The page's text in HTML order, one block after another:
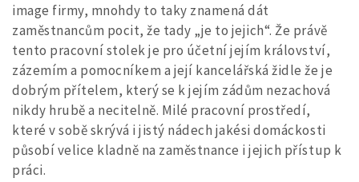
image firmy, mnohdy to taky znamená dát
zaměstnancům pocit, že tady „je to jejich“. Že právě
tento pracovní stolek je pro účetní jejím království,
zázemím a pomocníkem a její kancelářská židle že je
dobrým přítelem, který se k jejím zádům nezachová
nikdy hrubě a necitelně. Milé pracovní prostředí,
které v sobě skrývá i jistý nádech jakési domáckosti
působí velice kladně na zaměstnance i jejich přístup k
práci.